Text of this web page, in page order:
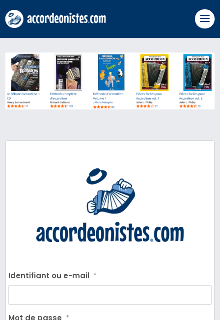
Identifiant ou e-mail *
Mot de passe *